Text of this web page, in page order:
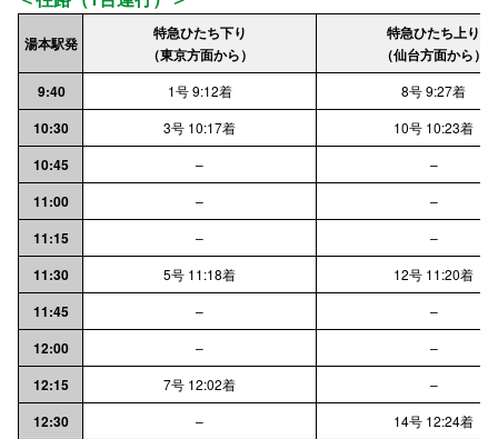
湯本駅発
特急ひたち下り
（東京方面から）
特急ひたち上り
（仙台方面から）
9:40
1号 9:12着 8号 9:27着
10:30 3号 10:17着 10号 10:23着
10:45 – –
11:00 – –
11:15 – –
11:30 5号 11:18着 12号 11:20着
11:45 – –
12:00 – –
12:15 7号 12:02着 –
12:30 – 14号 12:24着